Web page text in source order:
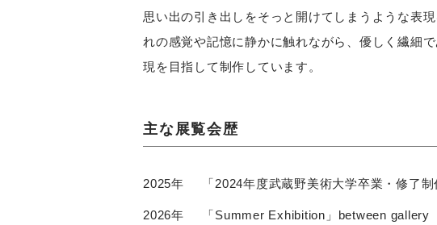
思い出の引き出しをそっと開けてしまうような表
れの感覚や記憶に静かに触れながら、優しく繊細
現を目指して制作しています。
主な展覧会歴
2025年 「2024年度武蔵野美術大学卒業・修了
2026年 「Summer Exhibition」between gallery